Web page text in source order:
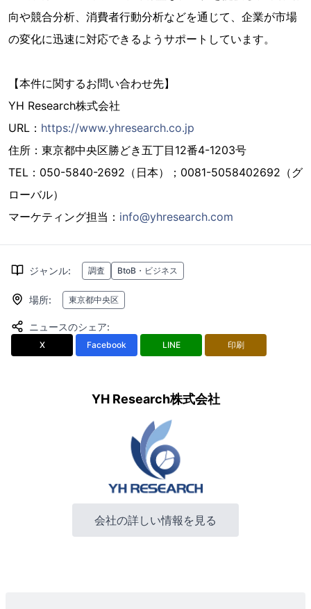
向や競合分析、消費者行動分析などを通じて、企業が市場
の変化に迅速に対応できるようサポートしています。
【本件に関するお問い合わせ先】
YH Research株式会社
URL： https://www.yhresearch.co.jp
住所：東京都中央区勝どき五丁目12番4-1203号
TEL：050-5840-2692（日本）；0081-5058402692（グ
ローバル）
マーケティング担当： info@yhresearch.com
ジャンル: 調査 BtoB・ビジネス
場所: 東京都中央区
ニュースのシェア:
X Facebook LINE 印刷
YH Research株式会社
会社の詳しい情報を見る